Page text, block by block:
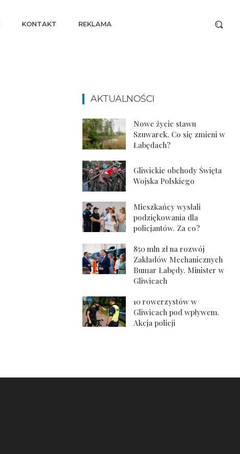
KONTAKT REKLAMA
AKTUALNOŚCI
Nowe życie stawu
Szuwarek. Co się zmieni w
Łabędach?
Gliwickie obchody Święta
Wojska Polskiego
Mieszkańcy wysłali
podziękowania dla
policjantów. Za co?
850 mln zł na rozwój
Zakładów Mechanicznych
Bumar Łabędy. Minister w
Gliwicach
10 rowerzystów w
Gliwicach pod wpływem.
Akcja policji